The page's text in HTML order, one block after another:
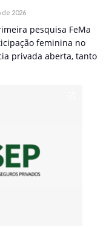
de 2026
pesquisa FeMa
feminina no
privada aberta, tanto